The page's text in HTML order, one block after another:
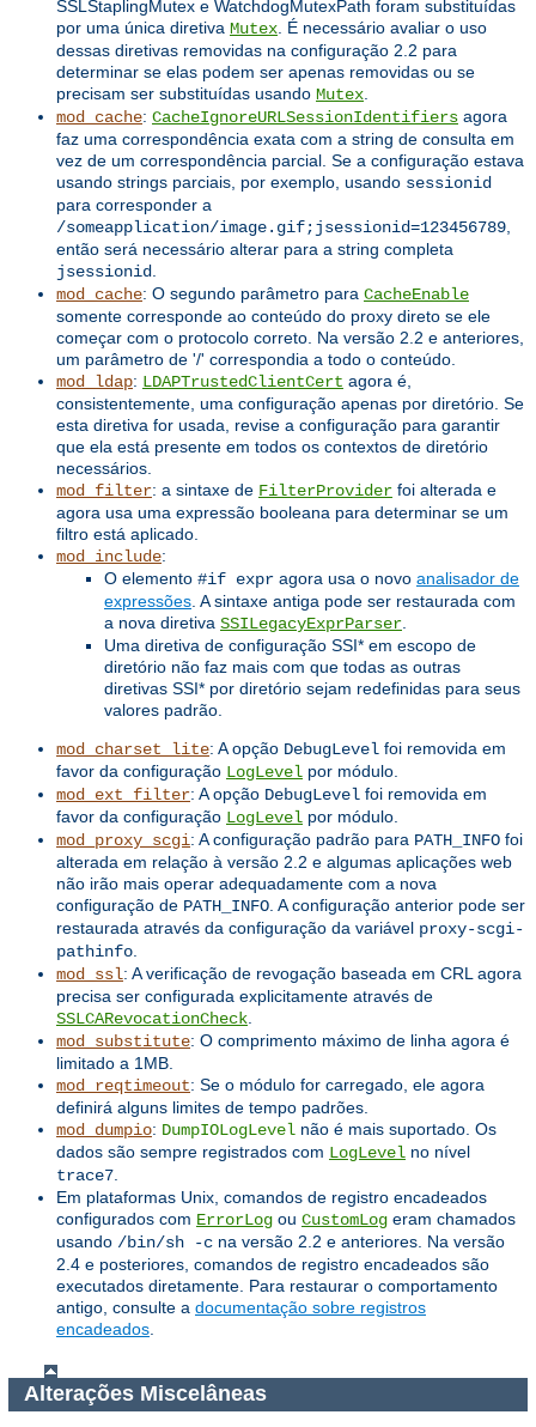
SSLStaplingMutex e WatchdogMutexPath foram substituídas
por uma única diretiva Mutex . É necessário avaliar o uso
dessas diretivas removidas na configuração 2.2 para
determinar se elas podem ser apenas removidas ou se
precisam ser substituídas usando Mutex
mod_cache: CacheIgnoreURLSessionIdentifiers agora
faz uma correspondência exata com a string de consulta em
vez de um correspondência parcial. Se a configuração estava
usando strings parciais, por exemplo, usando sessionid
para corresponder a
/someapplication/image.gif;jsessionid=123456789
então será necessário alterar para a string completa
jsessionid
mod_cache: O segundo parâmetro para CacheEnable
somente corresponde ao conteúdo do proxy direto se ele
começar com o protocolo correto. Na versão 2.2 e anteriores,
um parâmetro de '/' correspondia a todo o conteúdo.
mod_ldap: LDAPTrustedClientCert agora é,
consistentemente, uma configuração apenas por diretório. Se
esta diretiva for usada, revise a configuração para garantir
que ela está presente em todos os contextos de diretório
necessários.
mod_filter: a sintaxe de FilterProvider foi alterada e
agora usa uma expressão booleana para determinar se um
filtro está aplicado.
mod_include:
O elemento #if expr agora usa o novo analisador de
expressões . A sintaxe antiga pode ser restaurada com
a nova diretiva SSILegacyExprParser
Uma diretiva de configuração SSI* em escopo de
diretório não faz mais com que todas as outras
diretivas SSI* por diretório sejam redefinidas para seus
valores padrão.
mod_charset_lite: A opção DebugLevel foi removida em
favor da configuração LogLevel por módulo.
mod_ext_filter: A opção DebugLevel foi removida em
favor da configuração LogLevel por módulo.
mod_proxy_scgi: A configuração padrão para PATH_INFO foi
alterada em relação à versão 2.2 e algumas aplicações web
não irão mais operar adequadamente com a nova
configuração de PATH_INFO . A configuração anterior pode ser
restaurada através da configuração da variável proxy-scgi-
pathinfo
mod_ssl: A verificação de revogação baseada em CRL agora
precisa ser configurada explicitamente através de
SSLCARevocationCheck
mod_substitute: O comprimento máximo de linha agora é
limitado a 1MB.
mod_reqtimeout: Se o módulo for carregado, ele agora
definirá alguns limites de tempo padrões.
mod_dumpio: DumpIOLogLevel não é mais suportado. Os
dados são sempre registrados com LogLevel no nível
trace7
Em plataformas Unix, comandos de registro encadeados
configurados com ErrorLog ou CustomLog eram chamados
usando /bin/sh -c na versão 2.2 e anteriores. Na versão
2.4 e posteriores, comandos de registro encadeados são
executados diretamente. Para restaurar o comportamento
antigo, consulte a documentação sobre registros
encadeados
Alterações Miscelâneas